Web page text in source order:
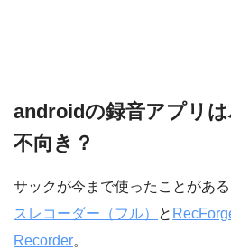
androidの録音アプリ
不向き？
サックが今まで使ったことがあ
スレコーダー（フル）
と
Recorder。